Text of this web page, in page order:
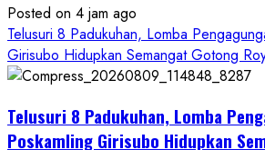
Posted on 4 jam ago
Telusuri 8 Padukuhan, Lomba
Girisubo Hidupkan Semangat Gotong
Telusuri 8 Padukuhan, Lomba
Poskamling Girisubo Hidupkan